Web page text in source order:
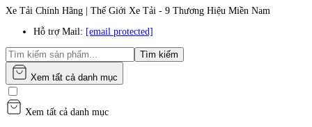
Xe Tải Chính Hãng | Thế Giới Xe Tải - 9 Thương Hiệu Miền Nam
Hỗ trợ Mail: [email protected]
Tìm kiếm
Xem tất cả danh mục
Xem tất cả danh mục